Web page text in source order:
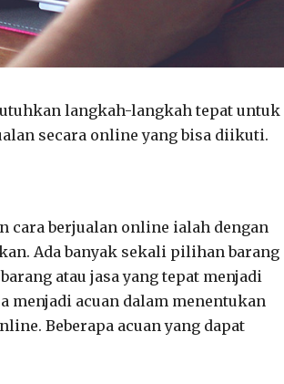
langkah-langkah tepat untuk
secara online yang bisa diikuti.
cara berjualan online ialah dengan
Ada banyak sekali pilihan barang
atau jasa yang tepat menjadi
menjadi acuan dalam menentukan
Beberapa acuan yang dapat